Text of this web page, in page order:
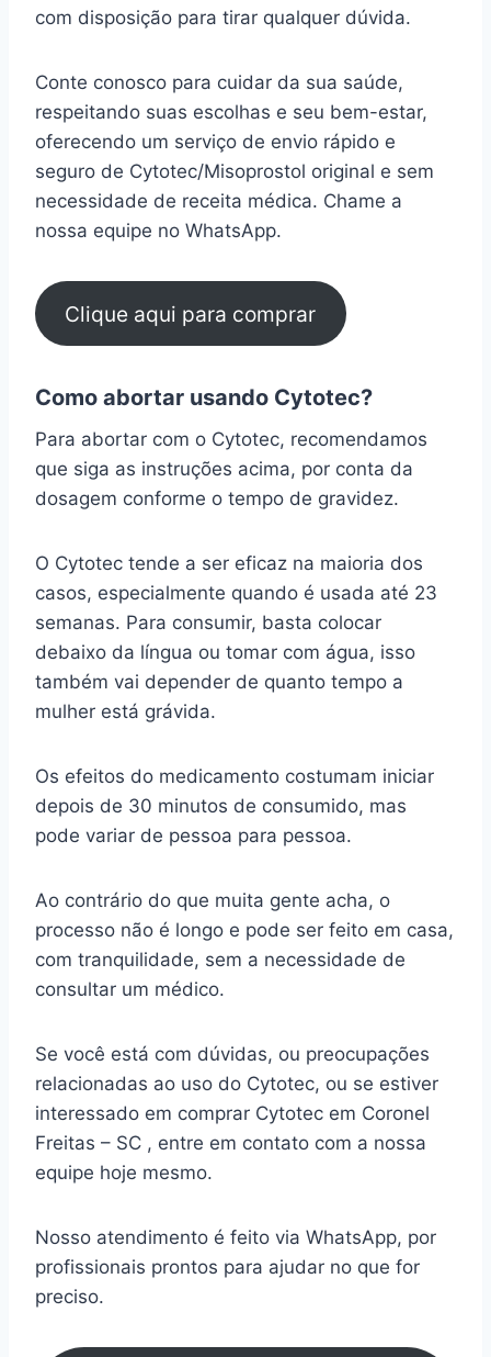
com disposição para tirar qualquer dúvida.
Conte conosco para cuidar da sua saúde,
respeitando suas escolhas e seu bem-estar,
oferecendo um serviço de envio rápido e
seguro de Cytotec/Misoprostol original e sem
necessidade de receita médica. Chame a
nossa equipe no WhatsApp.
Clique aqui para comprar
Como abortar usando Cytotec?
Para abortar com o Cytotec, recomendamos
que siga as instruções acima, por conta da
dosagem conforme o tempo de gravidez.
O Cytotec tende a ser eficaz na maioria dos
casos, especialmente quando é usada até 23
semanas. Para consumir, basta colocar
debaixo da língua ou tomar com água, isso
também vai depender de quanto tempo a
mulher está grávida.
Os efeitos do medicamento costumam iniciar
depois de 30 minutos de consumido, mas
pode variar de pessoa para pessoa.
Ao contrário do que muita gente acha, o
processo não é longo e pode ser feito em casa,
com tranquilidade, sem a necessidade de
consultar um médico.
Se você está com dúvidas, ou preocupações
relacionadas ao uso do Cytotec, ou se estiver
interessado em comprar Cytotec em Coronel
Freitas – SC , entre em contato com a nossa
equipe hoje mesmo.
Nosso atendimento é feito via WhatsApp, por
profissionais prontos para ajudar no que for
preciso.